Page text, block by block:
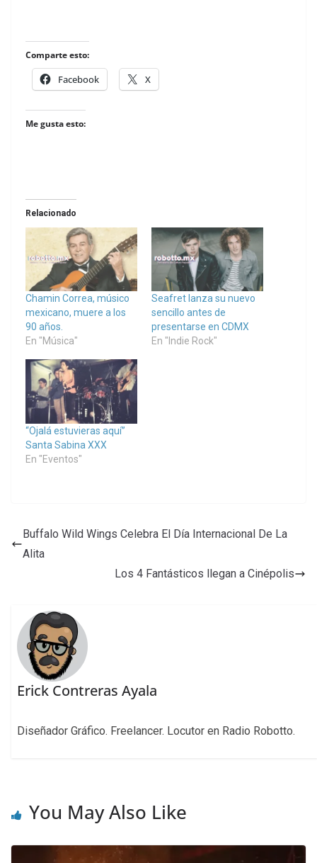
Comparte esto:
Facebook X
Me gusta esto:
Relacionado
Chamin Correa, músico
mexicano, muere a los
90 años.
En "Música"
Seafret lanza su nuevo
sencillo antes de
presentarse en CDMX
En "Indie Rock"
“Ojalá estuvieras aquí”
Santa Sabina XXX
En "Eventos"
Buffalo Wild Wings Celebra El Día Internacional De La
Alita
Los 4 Fantásticos llegan a Cinépolis
Erick Contreras Ayala
Diseñador Gráfico. Freelancer. Locutor en Radio Robotto.
You May Also Like